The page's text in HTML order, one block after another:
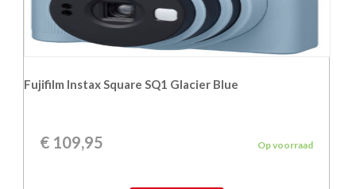
Fujifilm Instax Square SQ1 Glacier Blue
€ 109,95 Op voorraad